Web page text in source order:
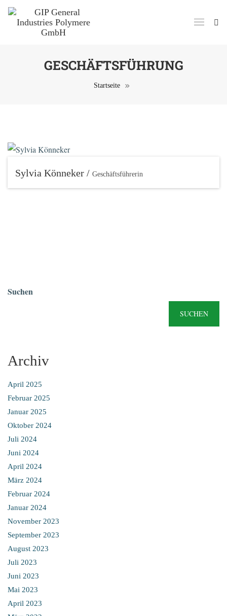
GESCHÄFTSFÜHRUNG
Startseite
Sylvia Könneker / Geschäftsführerin
Suchen
SUCHEN
Archiv
April 2025
Februar 2025
Januar 2025
Oktober 2024
Juli 2024
Juni 2024
April 2024
März 2024
Februar 2024
Januar 2024
November 2023
September 2023
August 2023
Juli 2023
Juni 2023
Mai 2023
April 2023